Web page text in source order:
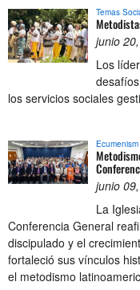
Temas
junio
Los
los servicios sociales
Ecumenism
junio
La
Conferencia General
discipulado y el
fortaleció sus vínculos
el metodismo